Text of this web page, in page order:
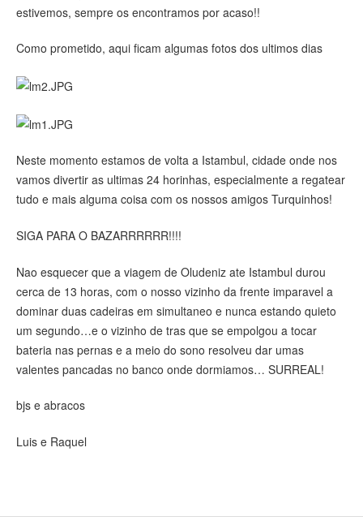
estivemos, sempre os encontramos por acaso!!
Como prometido, aqui ficam algumas fotos dos ultimos dias
Neste momento estamos de volta a Istambul, cidade onde nos
vamos divertir as ultimas 24 horinhas, especialmente a regatear
tudo e mais alguma coisa com os nossos amigos Turquinhos!
SIGA PARA O BAZARRRRRR!!!!
Nao esquecer que a viagem de Oludeniz ate Istambul durou
cerca de 13 horas, com o nosso vizinho da frente imparavel a
dominar duas cadeiras em simultaneo e nunca estando quieto
um segundo…e o vizinho de tras que se empolgou a tocar
bateria nas pernas e a meio do sono resolveu dar umas
valentes pancadas no banco onde dormiamos… SURREAL!
bjs e abracos
Luis e Raquel